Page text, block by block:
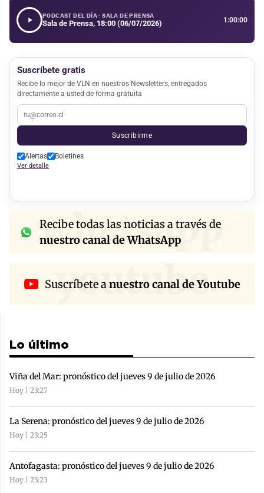
PODCAST DEL DÍA · SALA DE PRENSA
Sala de Prensa, 18:00 (06/07/2026) 1:00:00
Suscríbete gratis
Recibe lo mejor de VLN en nuestros Newsletters, entregados
directamente a usted de forma gratuita
Suscribirme
Alertas Boletines
Ver detalle
whatsapp
Recibe todas las noticias a través de
nuestro canal de WhatsApp
youtube
Suscríbete anuestro canal de Youtube
Lo último
Viña del Mar: pronóstico del jueves 9 de julio de 2026
Hoy | 23:27
La Serena: pronóstico del jueves 9 de julio de 2026
Hoy | 23:25
Antofagasta: pronóstico del jueves 9 de julio de 2026
Hoy | 23:23